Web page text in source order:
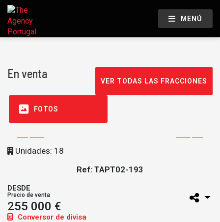
MENÚ
En venta
VER TODAS LAS FRACCIONES
FOTOS
Unidades: 18
Ref: TAPT02-193
DESDE
Precio de venta
255 000 €
Conversor de divisa